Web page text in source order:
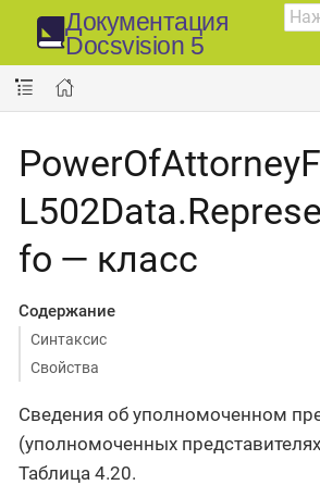
Документация
Docsvision 5
fo — класс
Содержание
Синтаксис
Свойства
Сведения об уполномоченном
(уполномоченных
Таблица 4.20.